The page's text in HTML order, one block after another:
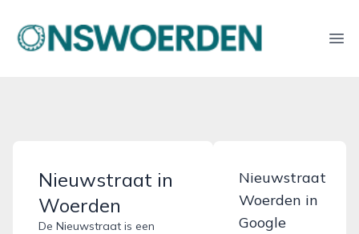
onswoerden.nl
Nieuwstraat in
Woerden
De Nieuwstraat is een
Nieuwstraat
Woerden in
Google